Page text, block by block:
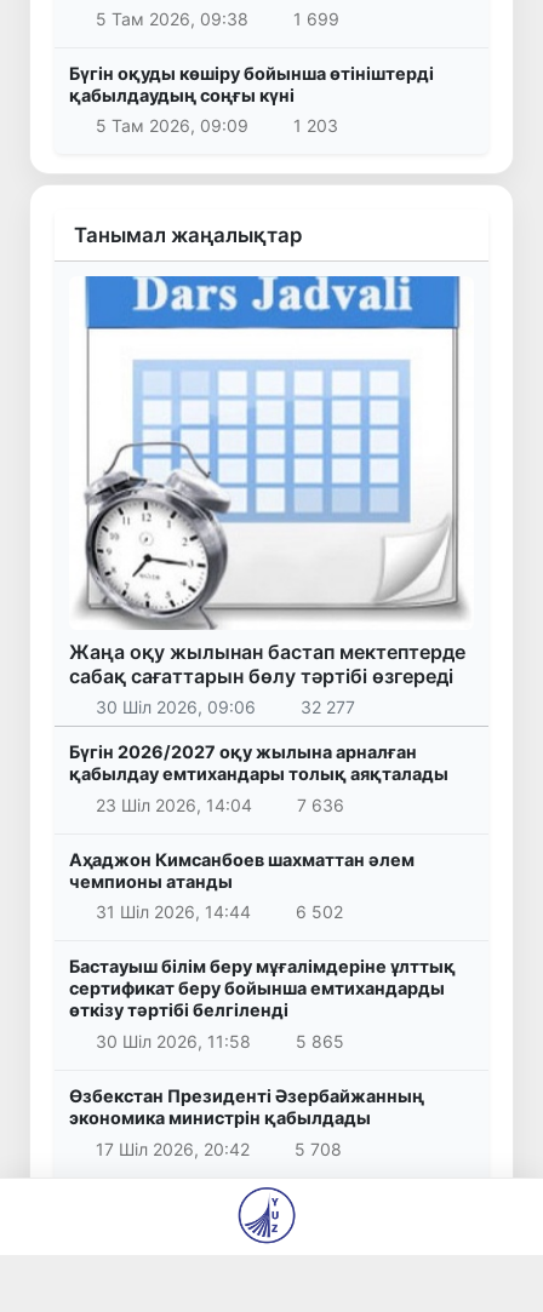
5 Там 2026, 09:38
1 699
Бүгін оқуды көшіру бойынша өтініштерді
қабылдаудың соңғы күні
5 Там 2026, 09:09
1 203
Танымал жаңалықтар
Жаңа оқу жылынан бастап мектептерде
сабақ сағаттарын бөлу тәртібі өзгереді
30 Шіл 2026, 09:06 32 277
Бүгін 2026/2027 оқу жылына арналған
қабылдау емтихандары толық аяқталады
23 Шіл 2026, 14:04
7 636
Аҳаджон Кимсанбоев шахматтан әлем
чемпионы атанды
31 Шіл 2026, 14:44
6 502
Бастауыш білім беру мұғалімдеріне ұлттық
сертификат беру бойынша емтихандарды
өткізу тәртібі белгіленді
30 Шіл 2026, 11:58
5 865
Өзбекстан Президенті Әзербайжанның
экономика министрін қабылдады
17 Шіл 2026, 20:42
5 708
Оқуға түсе алмаған немесе білім беру
бағытын таңдамаған талапкерлер вакант
орындар үшін байқауға қатыса алады